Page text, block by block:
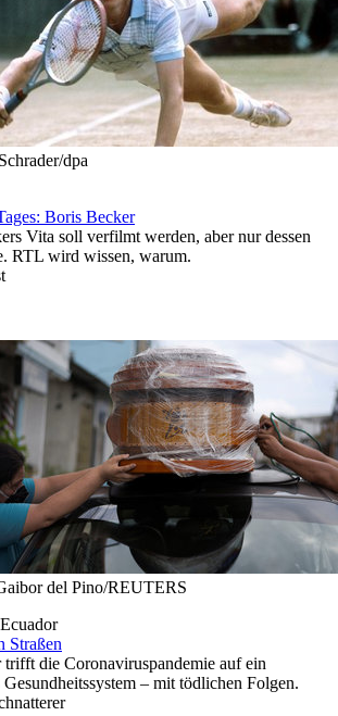
dpa
Boris Becker
Vita soll verfilmt werden, aber nur dessen
RTL wird wissen, warum.
del Pino/REUTERS
Straßen
trifft die Coronaviruspandemie auf ein
Gesundheitssystem – mit tödlichen Folgen.